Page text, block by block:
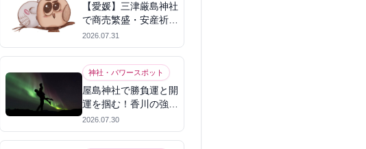
【愛媛】三津厳島神社
で商売繁盛・安産祈
願！宗像三女神のパワ
ーを授かる
2026.07.31
神社・パワースポット
屋島神社で勝負運と開
運を掴む！香川の強力
パワースポット
2026.07.30